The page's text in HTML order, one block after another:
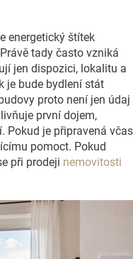
energetický štítek
tady často vzniká
jen dispozici, lokalitu a
je bude bydlení stát
proto není jen údaj
první dojem,
Pokud je připravená včas
pomoct. Pokud
při prodeji nemovitosti